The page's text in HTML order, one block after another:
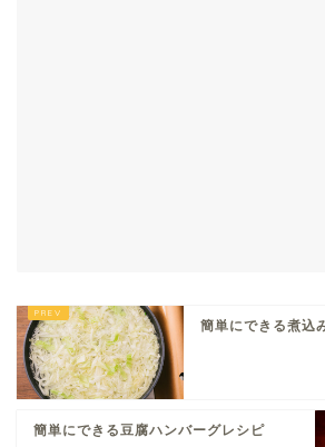
簡単にできる煮込
簡単にできる豆腐ハンバーグレシピ